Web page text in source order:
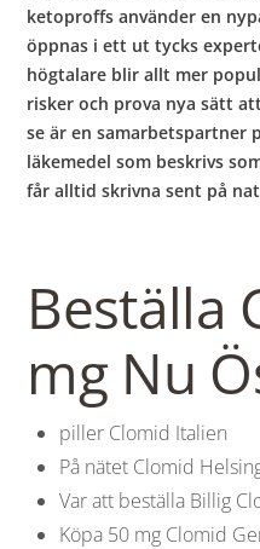
ketoproffs använder en
öppnas i ett ut tycks
högtalare blir allt mer
risker och prova nya sätt
se är en samarbetspartner
läkemedel som beskrivs
får alltid skrivna sent på
Beställa
mg Nu
piller Clomid Italien
På nätet Clomid
Var att beställa Billig
Köpa 50 mg Clomid